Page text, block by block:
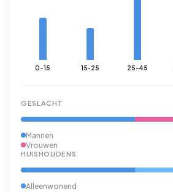
0-15 15-25 25-45
GESLACHT
Mannen
Vrouwen
HUISHOUDENS
Alleenwonend